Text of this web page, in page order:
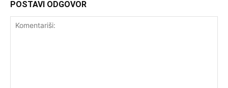
POSTAVI ODGOVOR